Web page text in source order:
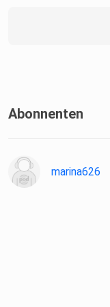
Abonnenten
marina626